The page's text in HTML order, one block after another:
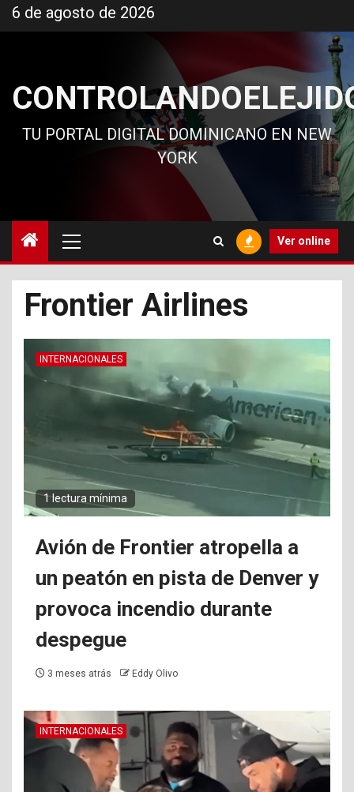
al
6 de agosto de 2026
TU PORTAL DIGITAL DOMINICANO EN NEW
YORK
principal
Ver online
Frontier Airlines
INTERNACIONALES
1 lectura mínima
Avión de Frontier atropella a
un peatón en pista de Denver y
provoca incendio durante
despegue
3 meses atrás Eddy Olivo
INTERNACIONALES